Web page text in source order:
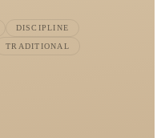
DISCIPLINE
TRADITIONAL